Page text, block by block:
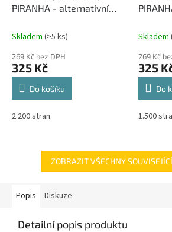
PIRANHA - alternativní
Skladem (>5 ks)
269 Kč bez DPH
325 Kč
Do košíku
2.200 stran
Skladem
269 Kč
325
Do
1.500
ZOBRAZIT VŠECHNY
Popis Diskuze
Detailní popis produktu